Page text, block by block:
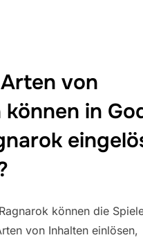
von
können in
können die
von Inhalten einlösen,